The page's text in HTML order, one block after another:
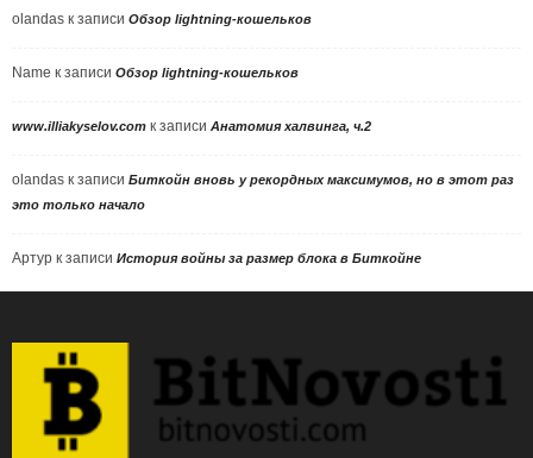
olandas к записи Обзор lightning-кошельков
Name к записи Обзор lightning-кошельков
www.illiakyselov.com к записи Анатомия халвинга, ч.2
olandas к записи Биткойн вновь у рекордных максимумов, но в этот раз
это только начало
Артур к записи История войны за размер блока в Биткойне